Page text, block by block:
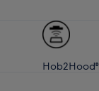
Hob2Hood®